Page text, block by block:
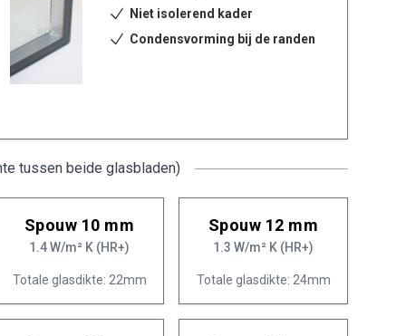
Niet isolerend kader
Condensvorming bij de randen
tussen beide glasbladen)
Spouw 10 mm
1.4 W/m² K (HR+)
Totale glasdikte: 22mm
Spouw 12 mm
1.3 W/m² K (HR+)
Totale glasdikte: 24mm